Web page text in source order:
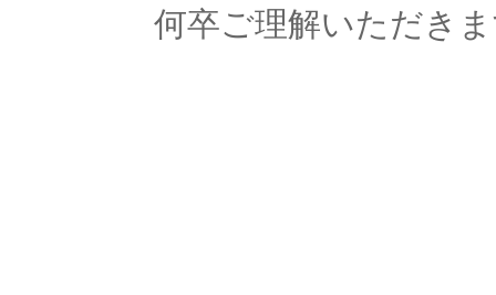
何卒ご理解いただき